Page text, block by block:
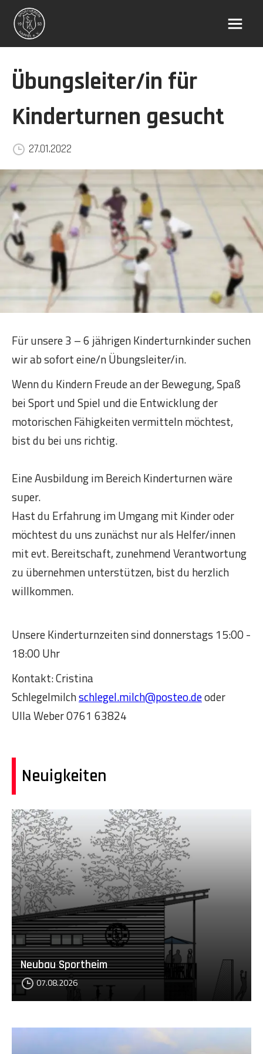
Übungsleiter/in für
Kinderturnen gesucht
27.01.2022
Für unsere 3 – 6 jährigen Kinderturnkinder suchen
wir ab sofort eine/n Übungsleiter/in.
Wenn du Kindern Freude an der Bewegung, Spaß
bei Sport und Spiel und die Entwicklung der
motorischen Fähigkeiten vermitteln möchtest,
bist du bei uns richtig.
Eine Ausbildung im Bereich Kinderturnen wäre
super.
Hast du Erfahrung im Umgang mit Kinder oder
möchtest du uns zunächst nur als Helfer/innen
mit evt. Bereitschaft, zunehmend Verantwortung
zu übernehmen unterstützen, bist du herzlich
willkommen.
Unsere Kinderturnzeiten sind donnerstags 15:00 -
18:00 Uhr
Kontakt: Cristina
Schlegelmilchschlegel.milch@posteo.deoder
Ulla Weber 0761 63824
Neuigkeiten
Neubau Sportheim
07.08.2026